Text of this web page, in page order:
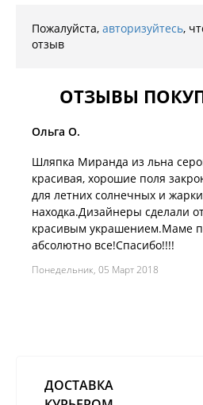
Пожалуйста, авторизуйтесь,
отзыв
ОТЗЫВЫ
Ольга О.
Шляпка Миранда из льна
красивая, хорошие поля
для летних солнечных и
находка.Дизайнеры сделали
красивым украшением.Маме
абсолютно все!Спасибо!!!!
Понедельник, 05 Март 2018
ДОСТАВКА